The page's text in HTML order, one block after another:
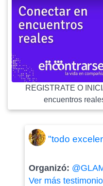
REGISTRATE O
encuentros
"todo
Organizó:
Ver más